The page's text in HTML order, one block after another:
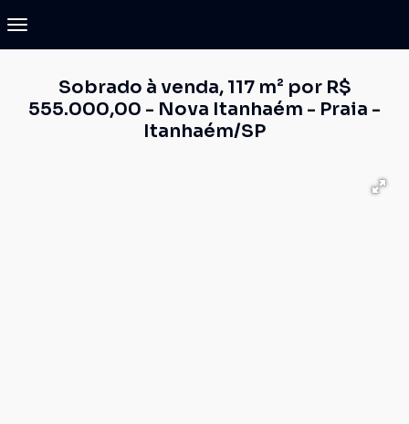
Sobrado à venda, 117 m² por R$
555.000,00 - Nova Itanhaém - Praia -
Itanhaém/SP